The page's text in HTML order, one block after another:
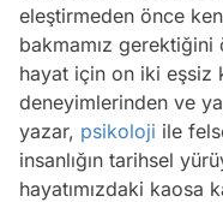
eleştirmeden önce
bakmamız gerektiğini
hayat için on iki eşsiz
deneyimlerinden ve
yazar, psikoloji ile
insanlığın tarihsel
hayatımızdaki kaosa